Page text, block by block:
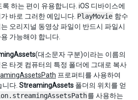
하는 편이 유용합니다. iOS 디바이스에
바로 그러한 예입니다. PlayMovie 함수
오리지널 동영상 파일이 반드시 파일시
가능해야 합니다.
(대소문자 구분)이라는 이름의
타겟 컴퓨터의 특정 폴더에 그대로 복사
프로퍼티를 사용하여
다. StreamingAssets 폴더의 위치를 얻
를 사용하는